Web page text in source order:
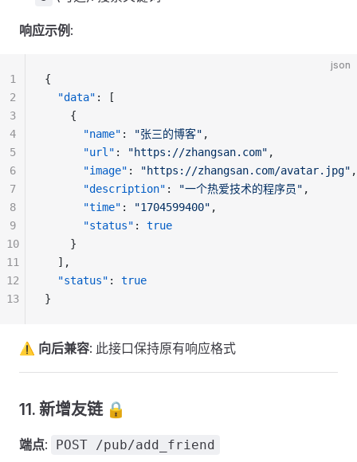
响应示例 :
json
{
  "data"
: [
    {
      "name"
: "张三的博客" ,
      "url"
: "https://zhangsan.com" ,
      "image"
: "https://zhangsan.com/avatar.jpg" ,
      "description"
: "一个热爱技术的程序员" ,
      "time"
: "1704599400" ,
      "status"
: true
    }
  ],
  "status"
: true
}
1
2
3
4
5
6
7
8
9
10
11
12
13
⚠️ 向后兼容: 此接口保持原有响应格式
11. 新增友链 🔒
端点: POST /pub/add_friend